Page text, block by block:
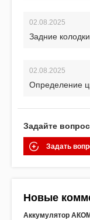
02.08.2025
Задние колодки
02.08.2025
Определение
Задайте
Задать
Новые
Аккумулятор